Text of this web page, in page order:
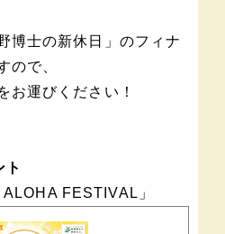
博士の新休日」のフィナ
ので、
お運びください！
ト
FESTIVAL」